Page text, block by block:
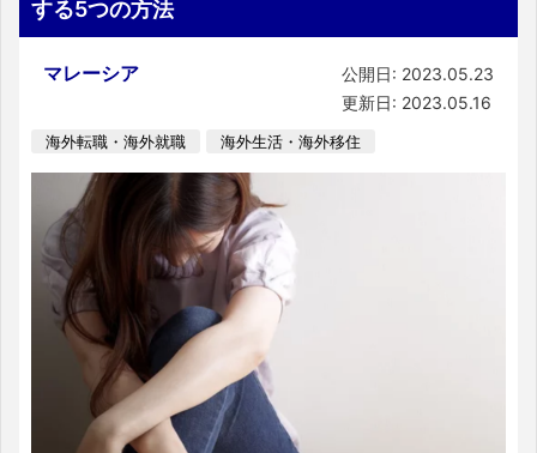
する5つの方法
マレーシア
公開日: 2023.05.23
更新日: 2023.05.16
海外転職・海外就職 海外生活・海外移住